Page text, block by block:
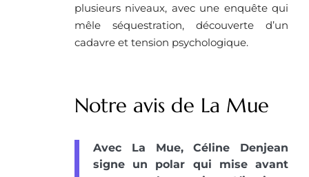
plusieurs niveaux, avec une enquête qui
mêle séquestration, découverte d’un
cadavre et tension psychologique.
Notre avis de La Mue
Avec La Mue, Céline Denjean
signe un polar qui mise avant